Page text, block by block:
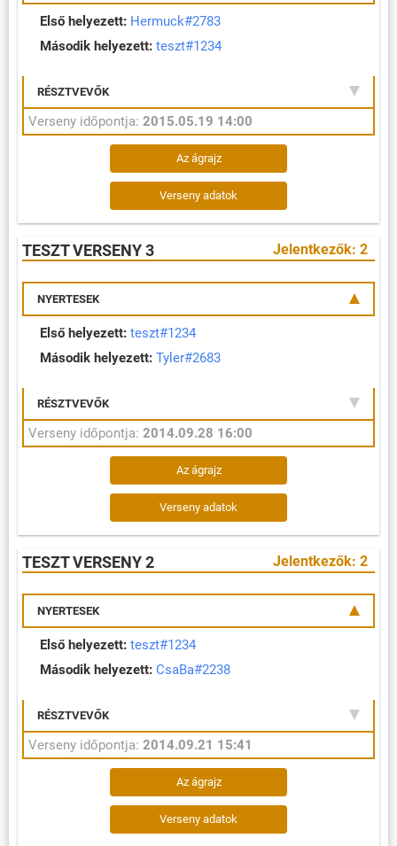
Első helyezett: Hermuck#2783
Második helyezett: teszt#1234
RÉSZTVEVŐK
Verseny időpontja: 2015.05.19 14:00
Az ágrajz
Verseny adatok
Jelentkezők: 2
TESZT VERSENY 3
NYERTESEK
Első helyezett: teszt#1234
Második helyezett: Tyler#2683
RÉSZTVEVŐK
Verseny időpontja: 2014.09.28 16:00
Az ágrajz
Verseny adatok
Jelentkezők: 2
TESZT VERSENY 2
NYERTESEK
Első helyezett: teszt#1234
Második helyezett: CsaBa#2238
RÉSZTVEVŐK
Verseny időpontja: 2014.09.21 15:41
Az ágrajz
Verseny adatok